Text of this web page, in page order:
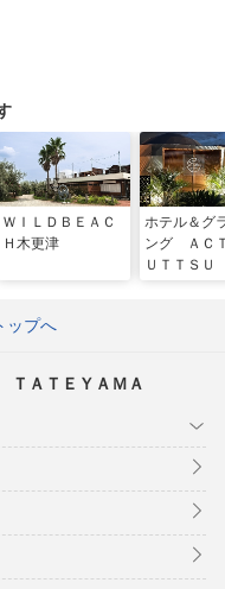
ＷＩＬＤＢＥＡＣ
Ｈ木更津
ホテル＆グ
ング ＡＣ
ＵＴＴＳＵ
ップへ
ＡＴＥＹＡＭＡ